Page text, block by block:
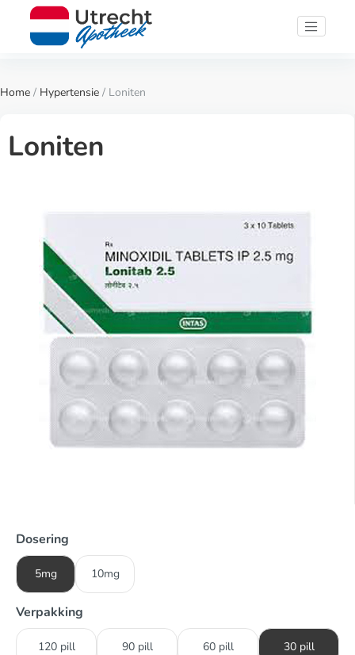
Home / Hypertensie / Loniten
Loniten
Dosering
5mg 10mg
Verpakking
120 pill 90 pill 60 pill 30 pill